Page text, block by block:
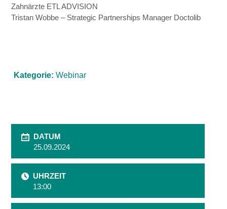
Zahnärzte ETL ADVISION
Tristan Wobbe – Strategic Partnerships Manager Doctolib
Kategorie: Webinar
DATUM
25.09.2024
UHRZEIT
13:00